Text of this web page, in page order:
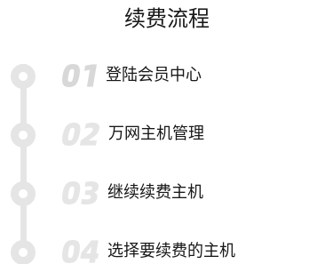
续费流程
登陆会员中心
万网主机管理
继续续费主机
选择要续费的主机